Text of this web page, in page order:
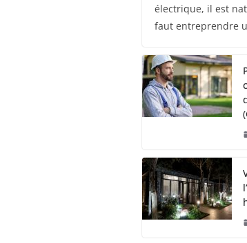
électrique, il est
faut entreprendre